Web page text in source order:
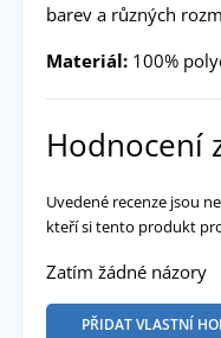
barev a různých
Materiál:100%
Hodnocení
Uvedené recenze jsou
kteří si tento produkt
Zatím žádné názory
PŘIDAT VLASTNÍ